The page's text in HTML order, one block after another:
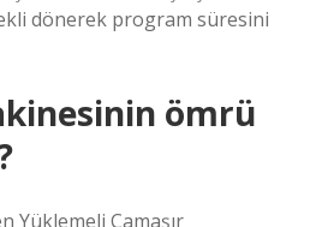
dönerek program süresini
ömrü
Yüklemeli Çamaşır